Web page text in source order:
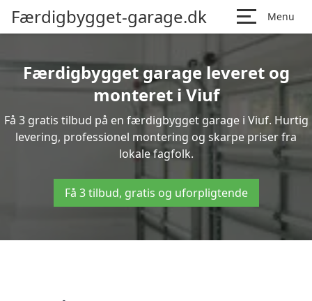
Færdigbygget-garage.dk Menu
Færdigbygget garage leveret og
monteret i Viuf
Få 3 gratis tilbud på en færdigbygget garage i Viuf. Hurtig
levering, professionel montering og skarpe priser fra
lokale fagfolk.
Få 3 tilbud, gratis og uforpligtende